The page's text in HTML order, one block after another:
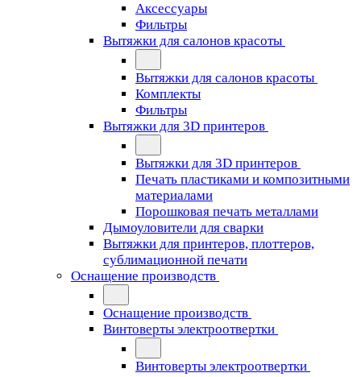
Аксессуары
Фильтры
Вытяжки для салонов красоты
Вытяжки для салонов красоты
Комплекты
Фильтры
Вытяжки для 3D принтеров
Вытяжки для 3D принтеров
Печать пластиками и композитными
материалами
Порошковая печать металлами
Дымоуловители для сварки
Вытяжки для принтеров, плоттеров,
сублимационной печати
Оснащение производств
Оснащение производств
Винтоверты электроотвертки
Винтоверты электроотвертки